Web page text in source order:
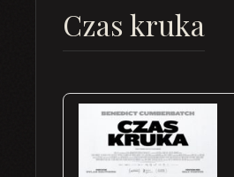
Czas kruka